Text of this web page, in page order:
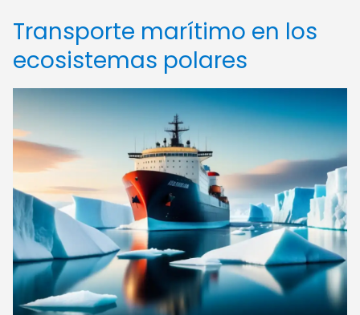
Transporte marítimo en los
ecosistemas polares